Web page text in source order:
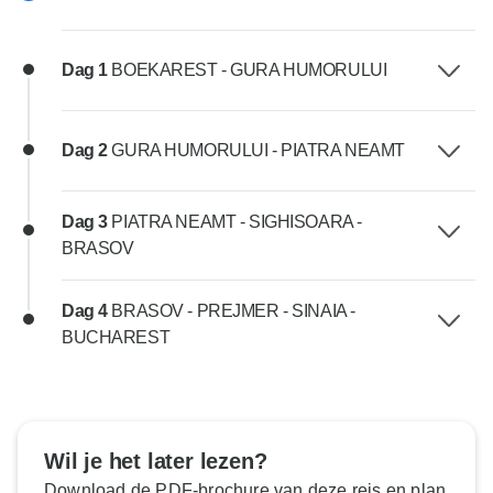
Dag 1 BOEKAREST - GURA HUMORULUI
Dag 2GURA HUMORULUI - PIATRA NEAMT
Dag 3 PIATRA NEAMT - SIGHISOARA -
BRASOV
Dag 4 BRASOV - PREJMER - SINAIA -
BUCHAREST
Wil je het later lezen?